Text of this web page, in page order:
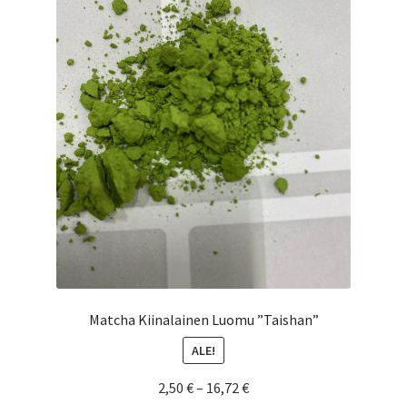
Matcha Kiinalainen Luomu ”Taishan”
ALE!
2,50 €– 16,72 €Hintaluokka: